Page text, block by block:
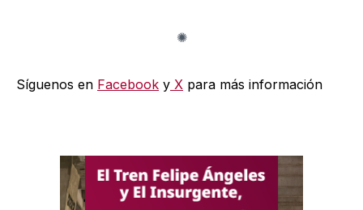
Síguenos en Facebook y X para más información